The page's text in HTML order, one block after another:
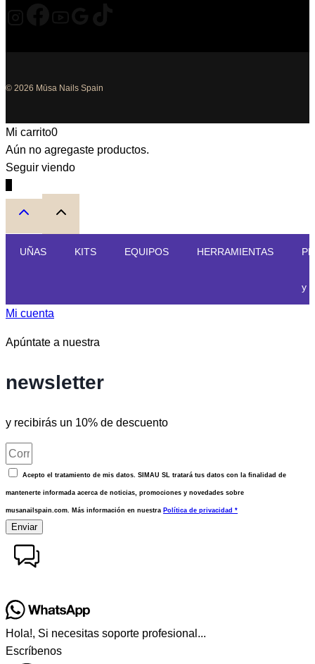
© 2026 Mūsa Nails Spain
Mi carrito0
Aún no agregaste productos.
Seguir viendo
UÑAS KITS EQUIPOS HERRAMIENTAS
y
Mi cuenta
Apúntate a nuestra
newsletter
y recibirás un 10% de descuento
Acepto el tratamiento de mis datos. SIMAU SL tratará tus datos con la finalidad de
mantenerte informada acerca de noticias, promociones y novedades sobre
musanailspain.com. Más información en nuestra Política de privacidad *
Enviar
Hola!, Si necesitas soporte profesional...
Escríbenos